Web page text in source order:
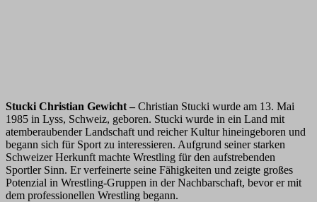
Stucki Christian Gewicht – Christian Stucki wurde am 13. Mai
1985 in Lyss, Schweiz, geboren. Stucki wurde in ein Land mit
atemberaubender Landschaft und reicher Kultur hineingeboren und
begann sich für Sport zu interessieren. Aufgrund seiner starken
Schweizer Herkunft machte Wrestling für den aufstrebenden
Sportler Sinn. Er verfeinerte seine Fähigkeiten und zeigte großes
Potenzial in Wrestling-Gruppen in der Nachbarschaft, bevor er mit
dem professionellen Wrestling begann.